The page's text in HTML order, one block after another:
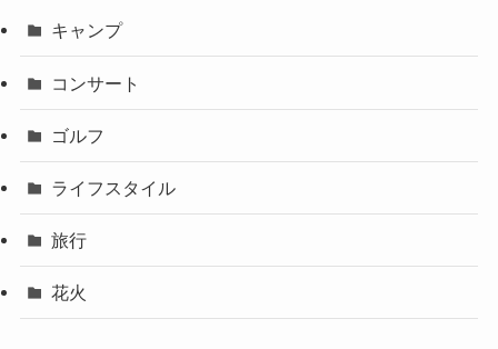
キャンプ
コンサート
ゴルフ
ライフスタイル
旅行
花火